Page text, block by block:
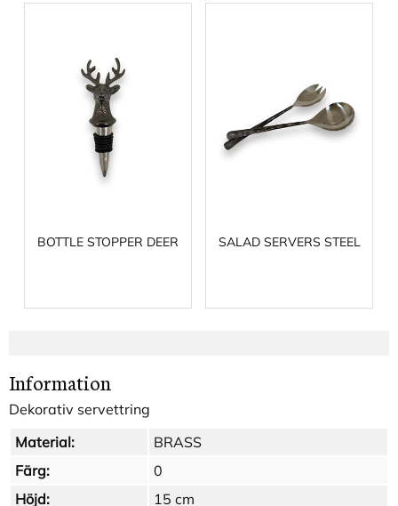
BOTTLE STOPPER DEER SALAD SERVERS STEEL
Information
Dekorativ servettring
Material:
BRASS
Färg:
0
Höjd:
15 cm